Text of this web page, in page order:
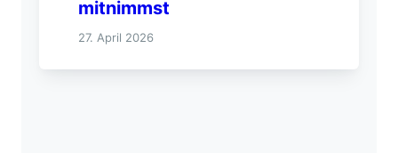
mitnimmst
27. April 2026